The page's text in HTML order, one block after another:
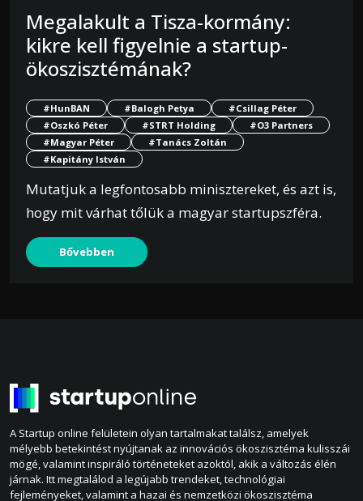
Megalakult a Tisza-kormány:
kikre kell figyelnie a startup-
ökoszisztémának?
#HunBAN #Balogh Petya
#Csillag Péter
#Oszkó Péter
#STRT Holding
#O3 Partners
#Magyar Péter
#Tanács Zoltán
#Kapitány István
Mutatjuk a legfontosabb minisztereket, és azt is,
hogy mit várhat tőlük a magyar startupszféra.
Bővebben
A Startup online felületein olyan tartalmakat találsz, amelyek
mélyebb betekintést nyújtanak az innovációs ökoszisztéma kulisszái
mögé, valamint inspiráló történeteket azoktól, akik a változás élén
járnak. Itt megtalálod a legújabb trendeket, technológiai
fejleményeket, valamint a hazai és nemzetközi ökoszisztéma